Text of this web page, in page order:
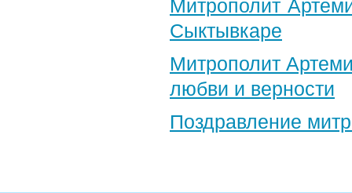
Митрополит
Сыктывкаре
Митрополит
любви и верности
Поздравление​